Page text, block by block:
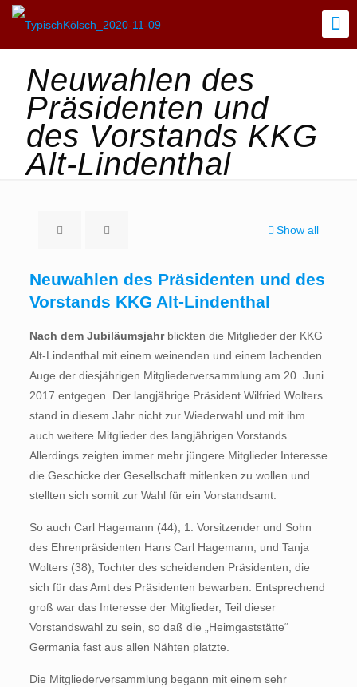
Neuwahlen des
Präsidenten und
des Vorstands KKG
Alt-Lindenthal
Show all
Neuwahlen des Präsidenten und des
Vorstands KKG Alt-Lindenthal
Nach dem Jubiläumsjahrblickten die Mitglieder der KKG
Alt-Lindenthal mit einem weinenden und einem lachenden
Auge der diesjährigen Mitgliederversammlung am 20. Juni
2017 entgegen. Der langjährige Präsident Wilfried Wolters
stand in diesem Jahr nicht zur Wiederwahl und mit ihm
auch weitere Mitglieder des langjährigen Vorstands.
Allerdings zeigten immer mehr jüngere Mitglieder Interesse
die Geschicke der Gesellschaft mitlenken zu wollen und
stellten sich somit zur Wahl für ein Vorstandsamt.
So auch Carl Hagemann (44), 1. Vorsitzender und Sohn
des Ehrenpräsidenten Hans Carl Hagemann, und Tanja
Wolters (38), Tochter des scheidenden Präsidenten, die
sich für das Amt des Präsidenten bewarben. Entsprechend
groß war das Interesse der Mitglieder, Teil dieser
Vorstandswahl zu sein, so daß die „Heimgaststätte“
Germania fast aus allen Nähten platzte.
Die Mitgliederversammlung begann mit einem sehr